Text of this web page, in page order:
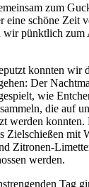
zum
eine schöne Zeit
pünktlich zum
konnten wir
Der
wie
die auf
werden konnten.
Zielschießen mit
Zitronen-
werden.
Tag